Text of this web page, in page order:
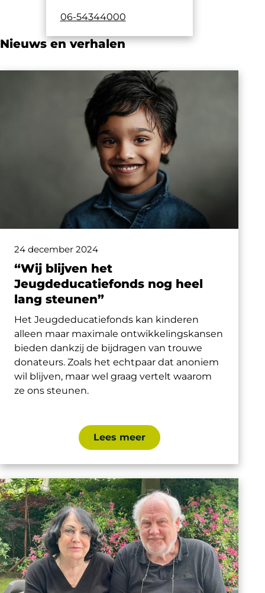
06-54344000
Nieuws en verhalen
24 december 2024
“Wij blijven het
Jeugdeducatiefonds nog heel
lang steunen”
Het Jeugdeducatiefonds kan kinderen
alleen maar maximale ontwikkelingskansen
bieden dankzij de bijdragen van trouwe
donateurs. Zoals het echtpaar dat anoniem
wil blijven, maar wel graag vertelt waarom
ze ons steunen.
Lees meer